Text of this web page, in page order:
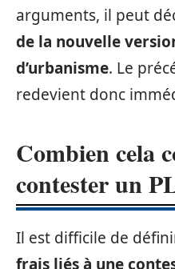
arguments, il peut
de la nouvelle
d’urbanisme. Le
redevient donc
Combien cela
contester un
Il est difficile de
frais liés à une